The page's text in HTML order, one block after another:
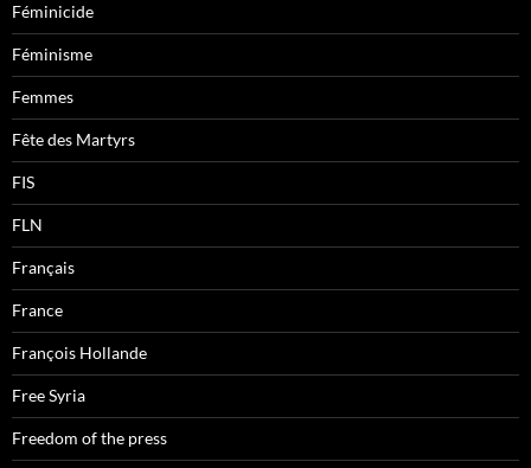
Féminicide
Féminisme
Femmes
Fête des Martyrs
FIS
FLN
Français
France
François Hollande
Free Syria
Freedom of the press